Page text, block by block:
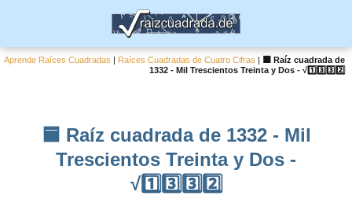
Aprende Raíces Cuadradas | Raíces Cuadradas de Cuatro Cifras |
🟦 Raíz cuadrada de
1332 - Mil Trescientos Treinta y Dos - √1️⃣3️⃣3️⃣2️⃣
🟦 Raíz cuadrada de 1332 - Mil
Trescientos Treinta y Dos -
√1️⃣3️⃣3️⃣2️⃣